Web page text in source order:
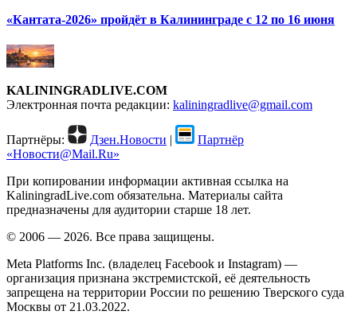
«Кантата-2026» пройдёт в Калининграде с 12 по 16 июня
KALININGRADLIVE.COM
Электронная почта редакции: kaliningradlive@gmail.com
Партнёры: Дзен.Новости |
Партнёр
«Новости@Mail.Ru»
При копировании информации активная ссылка на
KaliningradLive.com обязательна. Материалы сайта
предназначены для аудитории старше 18 лет.
© 2006 — 2026. Все права защищены.
Meta Platforms Inc. (владелец Facebook и Instagram) —
организация признана экстремистской, её деятельность
запрещена на территории России по решению Тверского суда
Москвы от 21.03.2022.